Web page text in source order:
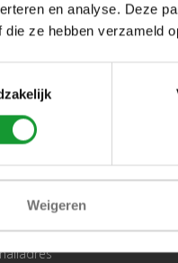
en analyse. Deze
die ze hebben verzameld
Weigeren